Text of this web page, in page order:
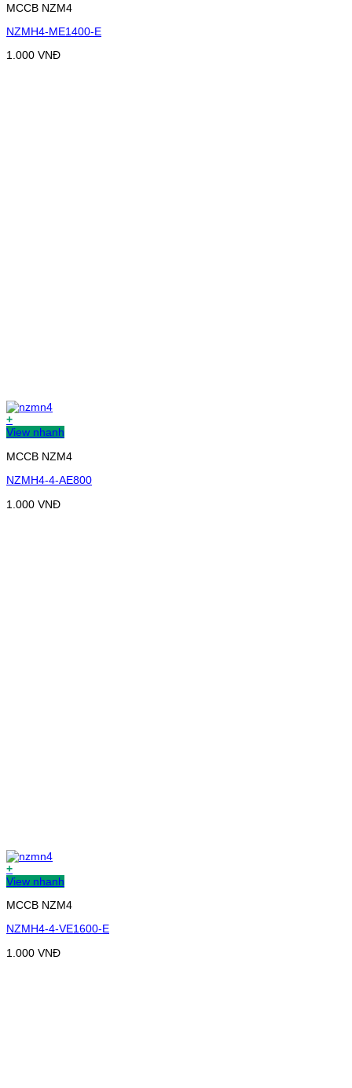
MCCB NZM4
NZMH4-ME1400-E
1.000 VNĐ
+
View nhanh
MCCB NZM4
NZMH4-4-AE800
1.000 VNĐ
+
View nhanh
MCCB NZM4
NZMH4-4-VE1600-E
1.000 VNĐ